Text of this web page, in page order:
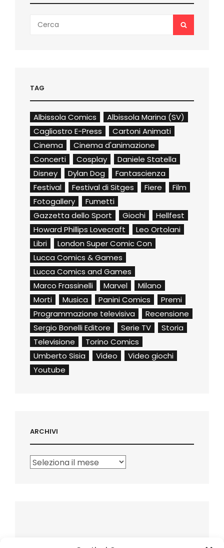
for:
SEARCH
TAG
Albissola Comics
Albissola Marina (SV)
Cagliostro E-Press
Cartoni Animati
Cinema
Cinema d'animazione
Concerti
Cosplay
Daniele Statella
Disney
Dylan Dog
Fantascienza
Festival
Festival di Sitges Fiere
Film
Fotogallery
Fumetti
Gazzetta dello Sport
Giochi
Hellfest
Howard Phillips Lovecraft
Leo Ortolani
Libri
London Super Comic Con
Lucca Comics & Games
Lucca Comics and Games
Marco Frassinelli
Marvel
Milano
Morti
Musica Panini Comics
Premi
Programmazione televisiva
Recensione
Sergio Bonelli Editore
Serie TV
Storia
Televisione
Torino Comics
Umberto Sisia
Video
Video giochi
Youtube
ARCHIVI
Archivi